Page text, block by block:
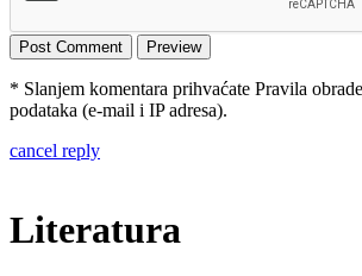
* Slanjem komentara prihvaćate Pravila
podataka (e-mail i IP adresa).
cancel reply
Literatura